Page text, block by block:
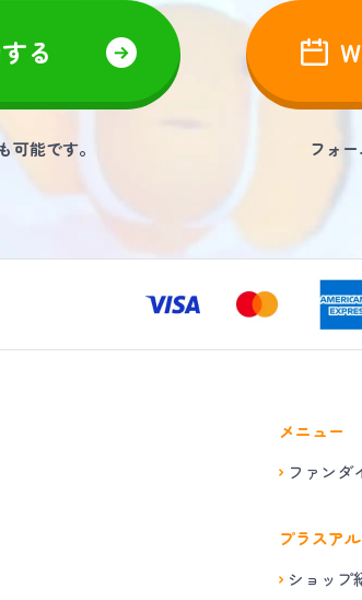
る
可能です。 フォ
メニュー
ファンダ
プラスア
ショップ